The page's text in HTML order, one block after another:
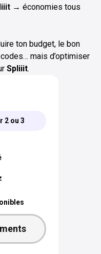
→ économies tous
ton budget, le bon
mais d’optimiser
Spliiit.
2 ou 3